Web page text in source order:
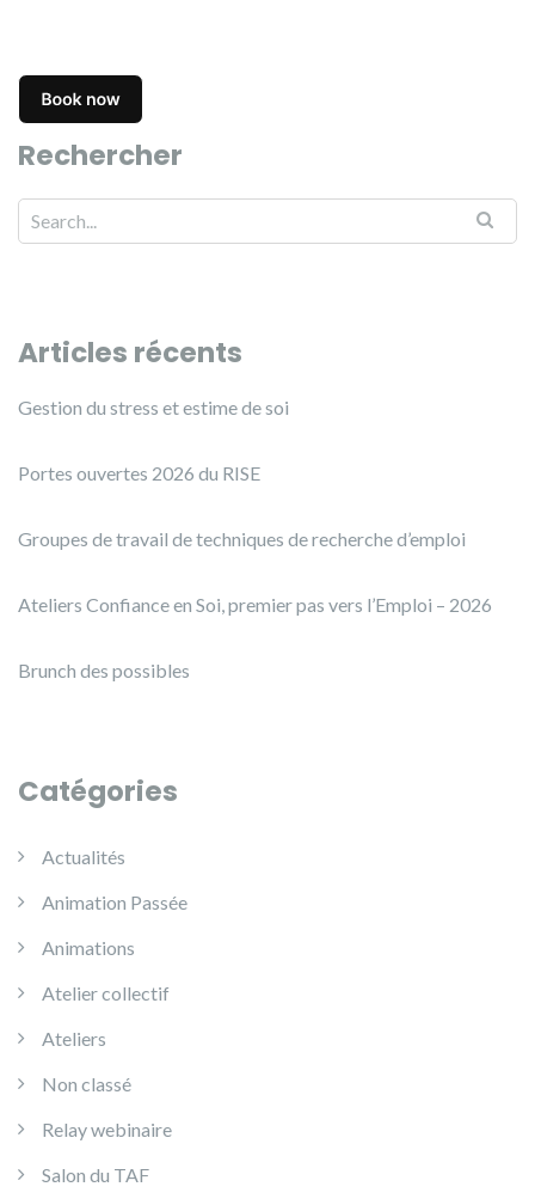
Rechercher
Articles récents
Gestion du stress et estime de soi
Portes ouvertes 2026 du RISE
Groupes de travail de techniques de recherche d’emploi
Ateliers Confiance en Soi, premier pas vers l’Emploi – 2026
Brunch des possibles
Catégories
Actualités
Animation Passée
Animations
Atelier collectif
Ateliers
Non classé
Relay webinaire
Salon du TAF